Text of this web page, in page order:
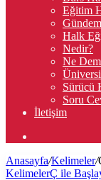
Eğitim
Halk
Nedir?
Ne
Sürücü
Soru
İletişim
...
Anasayfa/Kelimeler/
KelimelerÇ ile